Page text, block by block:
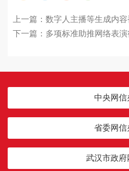
上一篇： 数字人主播等生成内
下一篇： 多项标准助推网络表
中央网信
省委网信
武汉市政府